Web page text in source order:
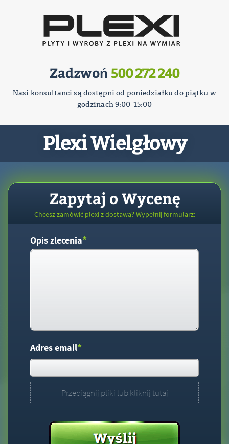
Zadzwoń 500 272 240
Nasi konsultanci są dostępni od poniedziałku do piątku w
godzinach 9:00-15:00
Plexi Wielgłowy
Zapytaj o Wycenę
Chcesz zamówić plexi z dostawą? Wypełnij formularz:
Opis zlecenia*
Adres email*
Przeciągnij pliki lub kliknij tutaj